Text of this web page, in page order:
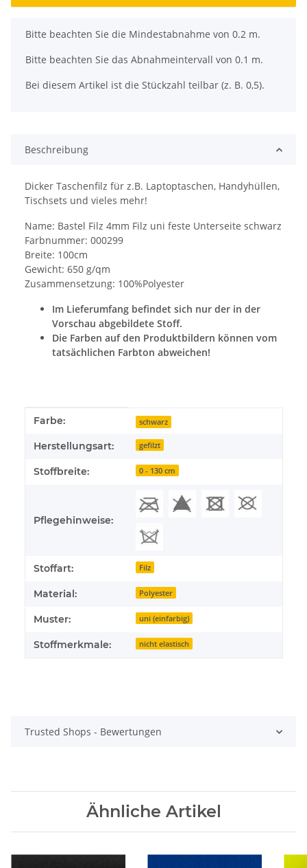
x
Bitte beachten Sie die Mindestabnahme von 0.2 m.
Bitte beachten Sie das Abnahmeintervall von 0.1 m.
Bei diesem Artikel ist die Stückzahl teilbar (z. B. 0,5).
Beschreibung
Dicker Taschenfilz für z.B. Laptoptaschen, Handyhüllen,
Tischsets und vieles mehr!
Name: Bastel Filz 4mm Filz uni feste Unterseite schwarz
Farbnummer: 000299
Breite: 100cm
Gewicht: 650 g/qm
Zusammensetzung: 100%Polyester
Im Lieferumfang befindet sich nur der in der
Vorschau abgebildete Stoff.
Die Farben auf den Produktbildern können vom
tatsächlichen Farbton abweichen!
Produkteigenschaft
Wert
Farbe: schwarz
Herstellungsart: gefilzt
Stoffbreite: 0 - 130 cm
Pflegehinweise:
Stoffart: Filz
Material: Polyester
Muster: uni (einfarbig)
Stoffmerkmale: nicht elastisch
Trusted Shops - Bewertungen
Ähnliche Artikel